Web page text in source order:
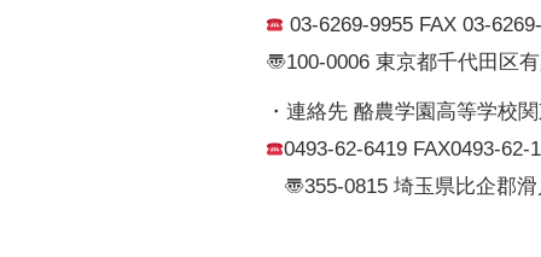
03-6269-9955 FAX 03-
〠100-0006 東京都千代田区
・連絡先 酪農学園高等学校
0493-62-6419 FAX0493-62-
〠355-0815 埼玉県比企郡